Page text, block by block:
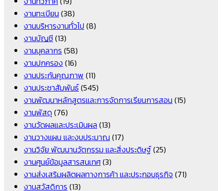
งานทะเบียน (38)
งานบริหารงานทั่วไป (8)
งานบัญชี(13)
งานบุคลากร (58)
งานปกครอง (16)
งานประกันคุณภาพ (11)
งานประชาสัมพันธ์(545)
งานพัฒนาหลักสูตรและการจัดการเรียนการสอน (15)
งานพัสดุ (76)
งานวัดผลและประเมินผล (13)
งานวางแผน และงบประมาณ (17)
งานวิจัย พัฒนานวัตกรรม และสิ่งประดิษฐ์(25)
งานศูนย์ข้อมูลสารสนเทศ(3)
งานส่งเสริมผลิตผลทางการค้า และประกอบธุรกิจ (71)
งานสวัสดิการ (13)